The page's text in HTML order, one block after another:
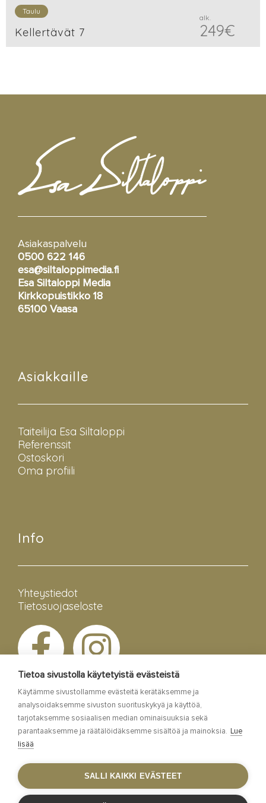
Taulu
Kellertävät 7
alk.
249€
Asiakaspalvelu
0500 622 146
esa@siltaloppimedia.fi
Esa Siltaloppi Media
Kirkkopuistikko 18
65100 Vaasa
Asiakkaille
Taiteilija Esa Siltaloppi
Referenssit
Ostoskori
Oma profiili
Info
Yhteystiedot
Tietosuojaseloste
Esa Siltaloppi Media
Site byWebAula
Tietoa sivustolla käytetyistä evästeistä
Käytämme sivustollamme evästeitä kerätäksemme ja
analysoidaksemme sivuston suorituskykyä ja käyttöä,
tarjotaksemme sosiaalisen median ominaisuuksia sekä
parantaaksemme ja räätälöidäksemme sisältöä ja mainoksia.
Lue
lisää
SALLI KAIKKI EVÄSTEET